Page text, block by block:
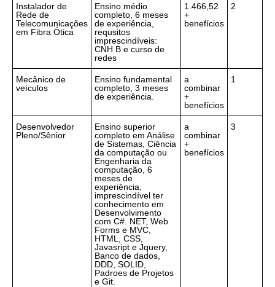
Instalador de
Rede de
Telecomunicações
em Fibra Ótica
Ensino médio
completo, 6 meses
de experiência,
requsitos
imprescindíveis:
CNH B e curso de
redes
1.466,52
+
benefícios
2
Mecânico de
veículos
Ensino fundamental
completo, 3 meses
de experiência.
a
combinar
+
benefícios
1
Desenvolvedor
Pleno/Sênior
Ensino superior
completo em Análise
de Sistemas, Ciência
da computação ou
Engenharia da
computação, 6
meses de
experiência,
imprescindível ter
conhecimento em
Desenvolvimento
com C#. NET, Web
Forms e MVC,
HTML, CSS,
Javasript e Jquery,
Banco de dados,
DDD, SOLID,
Padroes de Projetos
e Git.
a
combinar
+
benefícios
3